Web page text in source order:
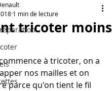
tricoter moins
1 min de lecture
à tricoter, on a
nos mailles et on
parce qu'on tient le fil